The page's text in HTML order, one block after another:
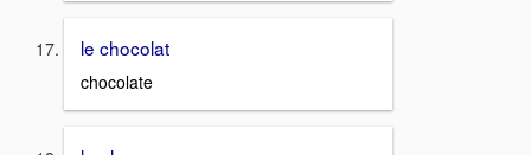
le chocolat
chocolate